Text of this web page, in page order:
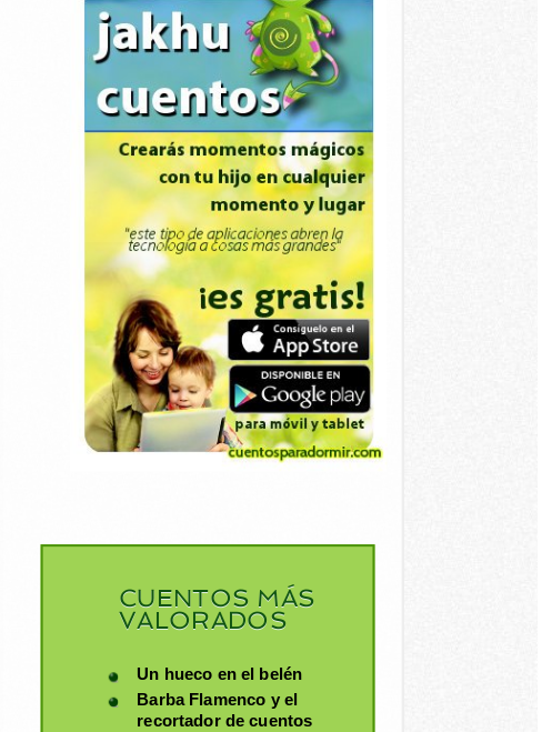
CUENTOS MÁS
VALORADOS
Un hueco en el belén
Barba Flamenco y el
recortador de cuentos